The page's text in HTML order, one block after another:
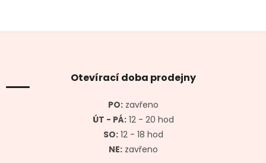
Z
Otevírací doba prodejny
PO:zavřeno
ÚT - PÁ:12 - 20 hod
SO:12 - 18 hod
NE:zavřeno